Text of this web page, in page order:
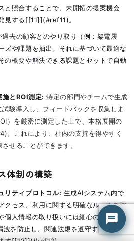
と照合することで、未開拓の提案機会
見する[[11]](#ref11)。
過去の顧客とのやり取り（例：架電履
ズや課題を抽出。それに基づいて最適な
の概要や解決できる課題とセットで自動
施とROI測定: 特定の部門やチームで生成
験導入し、フィードバックを収集しま
）を厳密に測定した上で、本格展開の
これにより、社内の支持を得やすく
せることができます。
体制の構築
リティプロトコル: 生成AIシステム内で
クセス、利用に関する明確なルールを確
個人情報の取り扱いには細心の注意を払
を防止し、関連法規を遵守するための